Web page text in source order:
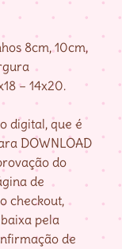
8cm, 10cm,
– 14x20.
digital, que é
DOWNLOAD
do
de
checkout,
pela
de